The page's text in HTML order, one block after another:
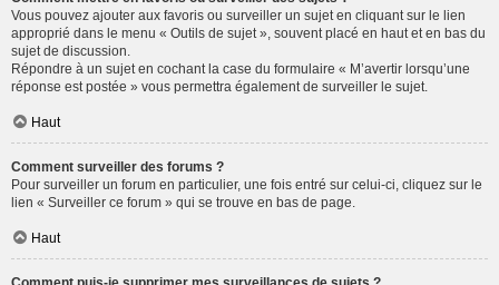
Vous pouvez ajouter aux favoris ou surveiller un sujet en cliquant sur le lien
approprié dans le menu « Outils de sujet », souvent placé en haut et en bas du
sujet de discussion.
Répondre à un sujet en cochant la case du formulaire « M’avertir lorsqu’une
réponse est postée » vous permettra également de surveiller le sujet.
Haut
Comment surveiller des forums ?
Pour surveiller un forum en particulier, une fois entré sur celui-ci, cliquez sur le
lien « Surveiller ce forum » qui se trouve en bas de page.
Haut